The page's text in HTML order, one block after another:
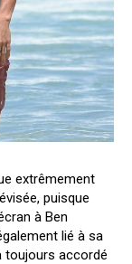
extrêmement
puisque
à Ben
lié à sa
toujours accordé